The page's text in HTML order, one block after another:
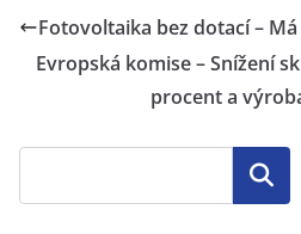
Fotovoltaika bez dotací –
Evropská komise – Snížení
procent a
Hledat